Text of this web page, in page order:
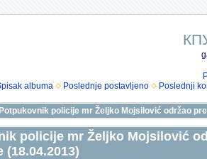
albuma
Poslednje postavljeno Poslednji
Potpukovnik policije mr Željko Mojsilović održao
policije mr Željko Mojsilović
(18.04.2013)